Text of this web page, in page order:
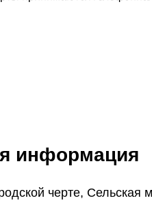
информация
черте, Сельская